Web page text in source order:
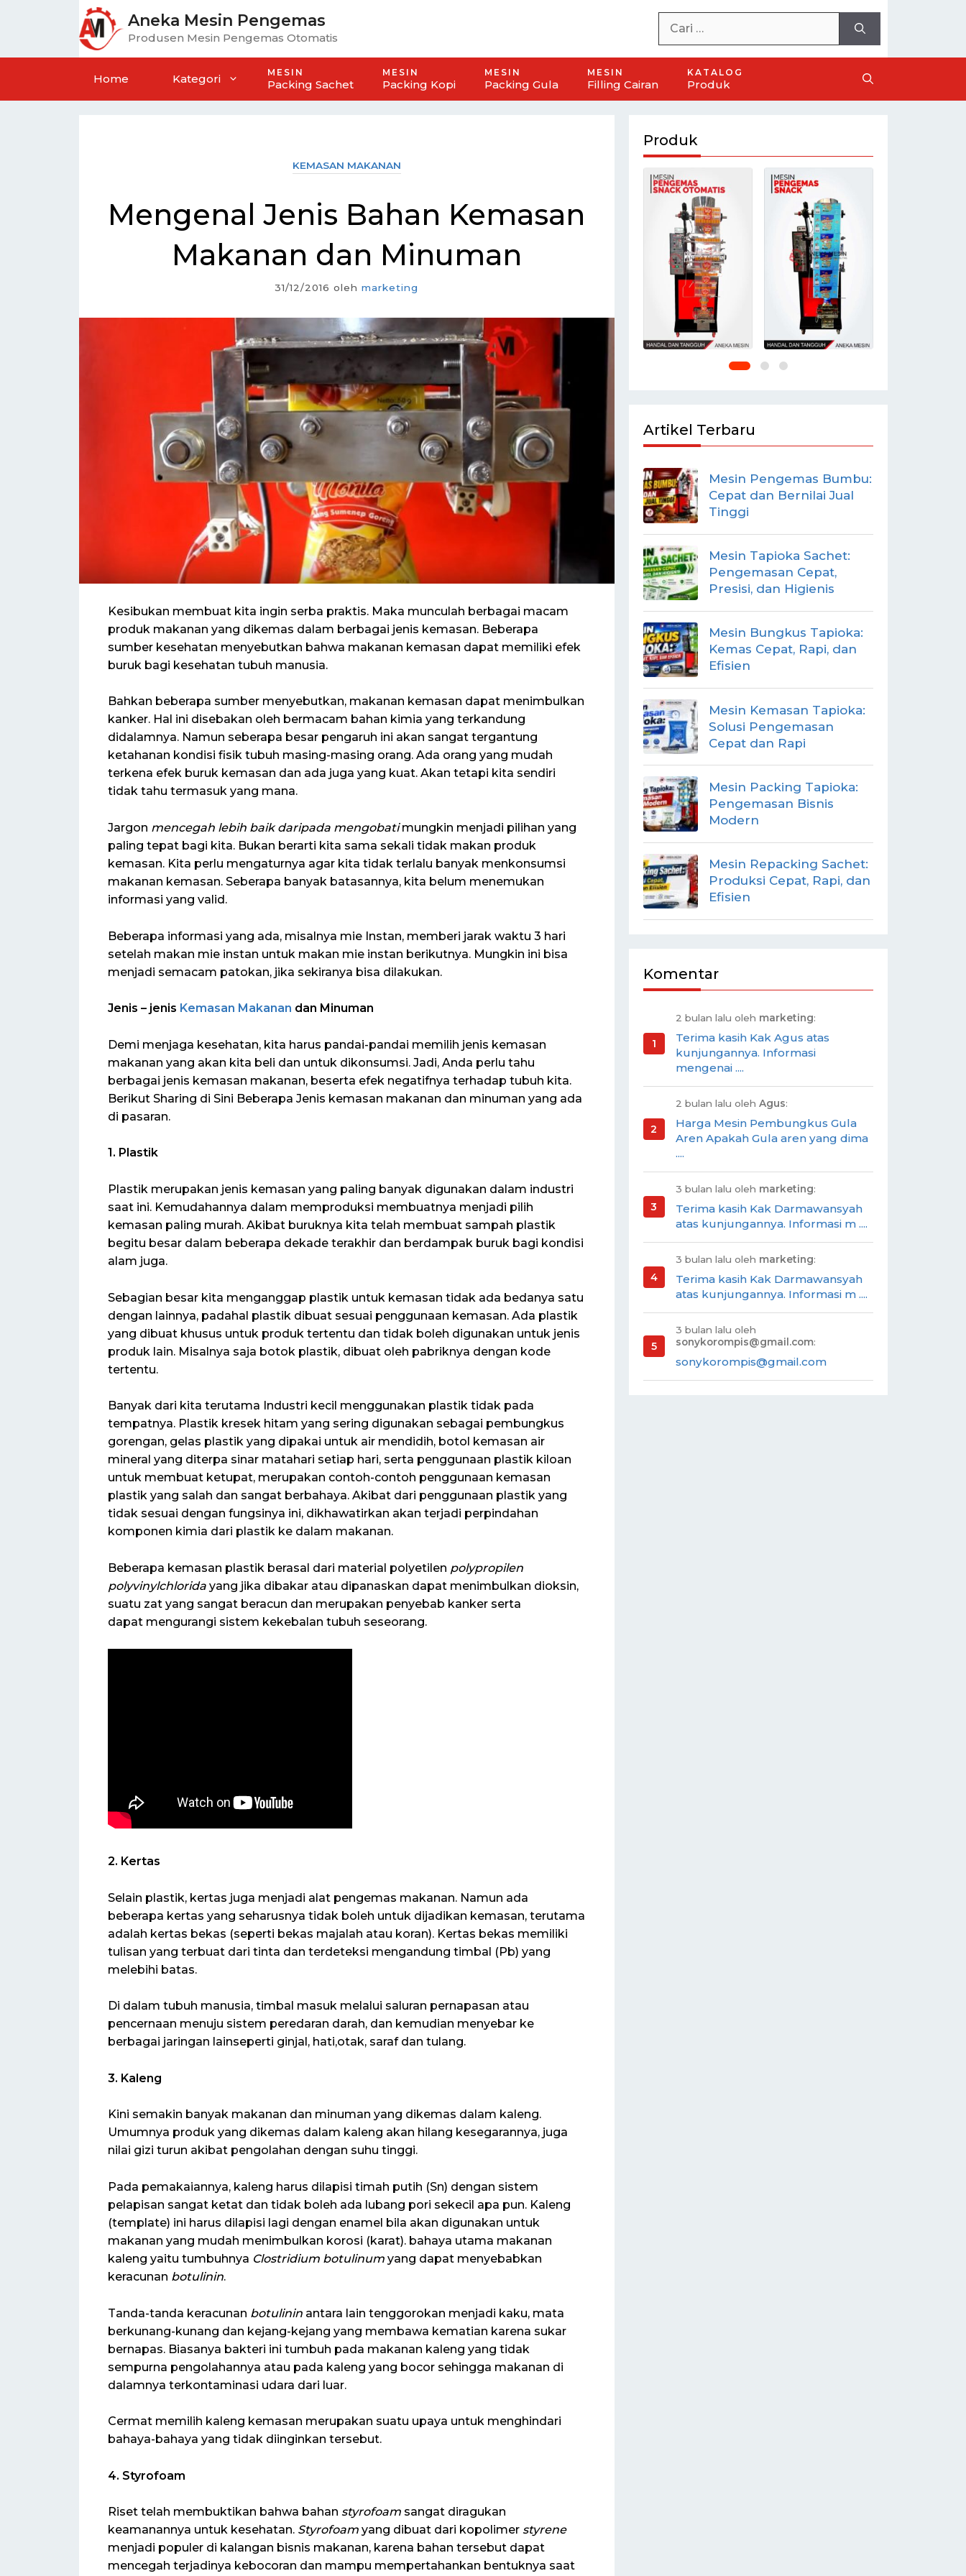
Aneka Mesin Pengemas
Produsen Mesin Pengemas Otomatis
Home Kategori MESIN
Packing Sachet
MESIN
Packing Kopi
MESIN
Packing Gula
MESIN
Filling Cairan
KATALOG
Produk
KEMASAN MAKANAN
Mengenal Jenis Bahan Kemasan
Makanan dan Minuman
31/12/2016 oleh marketing
Kesibukan membuat kita ingin serba praktis. Maka munculah berbagai macam
produk makanan yang dikemas dalam berbagai jenis kemasan. Beberapa
sumber kesehatan menyebutkan bahwa makanan kemasan dapat memiliki efek
buruk bagi kesehatan tubuh manusia.
Bahkan beberapa sumber menyebutkan, makanan kemasan dapat menimbulkan
kanker. Hal ini disebakan oleh bermacam bahan kimia yang terkandung
didalamnya. Namun seberapa besar pengaruh ini akan sangat tergantung
ketahanan kondisi fisik tubuh masing-masing orang. Ada orang yang mudah
terkena efek buruk kemasan dan ada juga yang kuat. Akan tetapi kita sendiri
tidak tahu termasuk yang mana.
Jargon mencegah lebih baik daripada mengobatimungkin menjadi pilihan yang
paling tepat bagi kita. Bukan berarti kita sama sekali tidak makan produk
kemasan. Kita perlu mengaturnya agar kita tidak terlalu banyak menkonsumsi
makanan kemasan. Seberapa banyak batasannya, kita belum menemukan
informasi yang valid.
Beberapa informasi yang ada, misalnya mie Instan, memberi jarak waktu 3 hari
setelah makan mie instan untuk makan mie instan berikutnya. Mungkin ini bisa
menjadi semacam patokan, jika sekiranya bisa dilakukan.
Jenis – jenis Kemasan Makanan dan Minuman
Demi menjaga kesehatan, kita harus pandai-pandai memilih jenis kemasan
makanan yang akan kita beli dan untuk dikonsumsi. Jadi, Anda perlu tahu
berbagai jenis kemasan makanan, beserta efek negatifnya terhadap tubuh kita.
Berikut Sharing di Sini Beberapa Jenis kemasan makanan dan minuman yang ada
di pasaran.
1. Plastik
Plastik merupakan jenis kemasan yang paling banyak digunakan dalam industri
saat ini. Kemudahannya dalam memproduksi membuatnya menjadi pilih
kemasan paling murah. Akibat buruknya kita telah membuat sampah plastik
begitu besar dalam beberapa dekade terakhir dan berdampak buruk bagi kondisi
alam juga.
Sebagian besar kita menganggap plastik untuk kemasan tidak ada bedanya satu
dengan lainnya, padahal plastik dibuat sesuai penggunaan kemasan. Ada plastik
yang dibuat khusus untuk produk tertentu dan tidak boleh digunakan untuk jenis
produk lain. Misalnya saja botok plastik, dibuat oleh pabriknya dengan kode
tertentu.
Banyak dari kita terutama Industri kecil menggunakan plastik tidak pada
tempatnya. Plastik kresek hitam yang sering digunakan sebagai pembungkus
gorengan, gelas plastik yang dipakai untuk air mendidih, botol kemasan air
mineral yang diterpa sinar matahari setiap hari, serta penggunaan plastik kiloan
untuk membuat ketupat, merupakan contoh-contoh penggunaan kemasan
plastik yang salah dan sangat berbahaya. Akibat dari penggunaan plastik yang
tidak sesuai dengan fungsinya ini, dikhawatirkan akan terjadi perpindahan
komponen kimia dari plastik ke dalam makanan.
Beberapa kemasan plastik berasal dari material polyetilen polypropilen
polyvinylchloridayang jika dibakar atau dipanaskan dapat menimbulkan dioksin,
suatu zat yang sangat beracun dan merupakan penyebab kanker serta
dapat mengurangi sistem kekebalan tubuh seseorang.
2. Kertas
Selain plastik, kertas juga menjadi alat pengemas makanan. Namun ada
beberapa kertas yang seharusnya tidak boleh untuk dijadikan kemasan, terutama
adalah kertas bekas (seperti bekas majalah atau koran). Kertas bekas memiliki
tulisan yang terbuat dari tinta dan terdeteksi mengandung timbal (Pb) yang
melebihi batas.
Di dalam tubuh manusia, timbal masuk melalui saluran pernapasan atau
pencernaan menuju sistem peredaran darah, dan kemudian menyebar ke
berbagai jaringan lainseperti ginjal, hati,otak, saraf dan tulang.
3. Kaleng
Kini semakin banyak makanan dan minuman yang dikemas dalam kaleng.
Umumnya produk yang dikemas dalam kaleng akan hilang kesegarannya, juga
nilai gizi turun akibat pengolahan dengan suhu tinggi.
Pada pemakaiannya, kaleng harus dilapisi timah putih (Sn) dengan sistem
pelapisan sangat ketat dan tidak boleh ada lubang pori sekecil apa pun. Kaleng
(template) ini harus dilapisi lagi dengan enamel bila akan digunakan untuk
makanan yang mudah menimbulkan korosi (karat). bahaya utama makanan
kaleng yaitu tumbuhnya Clostridium botulinumyang dapat menyebabkan
keracunan botulinin.
Tanda-tanda keracunan botulininantara lain tenggorokan menjadi kaku, mata
berkunang-kunang dan kejang-kejang yang membawa kematian karena sukar
bernapas. Biasanya bakteri ini tumbuh pada makanan kaleng yang tidak
sempurna pengolahannya atau pada kaleng yang bocor sehingga makanan di
dalamnya terkontaminasi udara dari luar.
Cermat memilih kaleng kemasan merupakan suatu upaya untuk menghindari
bahaya-bahaya yang tidak diinginkan tersebut.
4. Styrofoam
Riset telah membuktikan bahwa bahan styrofoam sangat diragukan
keamanannya untuk kesehatan. Styrofoam yang dibuat dari kopolimer styrene
menjadi populer di kalangan bisnis makanan, karena bahan tersebut dapat
mencegah terjadinya kebocoran dan mampu mempertahankan bentuknya saat
Produk
Artikel Terbaru
Mesin Pengemas Bumbu:
Cepat dan Bernilai Jual
Tinggi
Mesin Tapioka Sachet:
Pengemasan Cepat,
Presisi, dan Higienis
Mesin Bungkus Tapioka:
Kemas Cepat, Rapi, dan
Efisien
Mesin Kemasan Tapioka:
Solusi Pengemasan
Cepat dan Rapi
Mesin Packing Tapioka:
Pengemasan Bisnis
Modern
Mesin Repacking Sachet:
Produksi Cepat, Rapi, dan
Efisien
Komentar
2 bulan lalu oleh marketing:
Terima kasih Kak Agus atas
kunjungannya. Informasi
mengenai ....
2 bulan lalu oleh Agus:
Harga Mesin Pembungkus Gula
Aren Apakah Gula aren yang dima
....
3 bulan lalu oleh marketing:
Terima kasih Kak Darmawansyah
atas kunjungannya. Informasi m ....
3 bulan lalu oleh marketing:
Terima kasih Kak Darmawansyah
atas kunjungannya. Informasi m ....
3 bulan lalu oleh
sonykorompis@gmail.com:
sonykorompis@gmail.com